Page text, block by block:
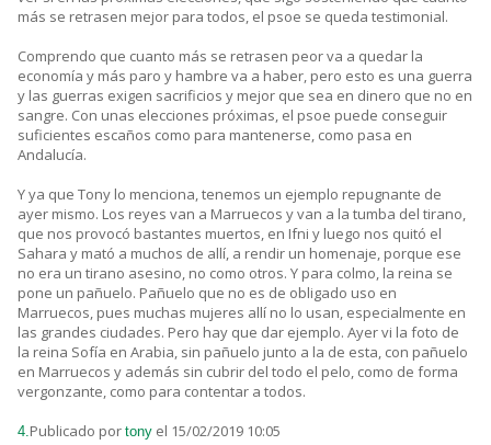
más se retrasen mejor para todos, el psoe se queda testimonial.
Comprendo que cuanto más se retrasen peor va a quedar la
economía y más paro y hambre va a haber, pero esto es una guerra
y las guerras exigen sacrificios y mejor que sea en dinero que no en
sangre. Con unas elecciones próximas, el psoe puede conseguir
suficientes escaños como para mantenerse, como pasa en
Andalucía.
Y ya que Tony lo menciona, tenemos un ejemplo repugnante de
ayer mismo. Los reyes van a Marruecos y van a la tumba del tirano,
que nos provocó bastantes muertos, en Ifni y luego nos quitó el
Sahara y mató a muchos de allí, a rendir un homenaje, porque ese
no era un tirano asesino, no como otros. Y para colmo, la reina se
pone un pañuelo. Pañuelo que no es de obligado uso en
Marruecos, pues muchas mujeres allí no lo usan, especialmente en
las grandes ciudades. Pero hay que dar ejemplo. Ayer vi la foto de
la reina Sofía en Arabia, sin pañuelo junto a la de esta, con pañuelo
en Marruecos y además sin cubrir del todo el pelo, como de forma
vergonzante, como para contentar a todos.
4.Publicado por tony el 15/02/2019 10:05